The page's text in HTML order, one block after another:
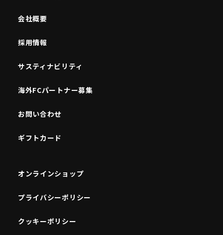
会社概要
採用情報
サスティナビリティ
海外FCパートナー募集
お問い合わせ
ギフトカード
オンラインショップ
プライバシーポリシー
クッキーポリシー